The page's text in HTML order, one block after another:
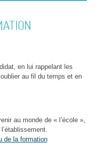
en lui rappelant les
au fil du temps et en
au monde de « l’école »,
de la formation